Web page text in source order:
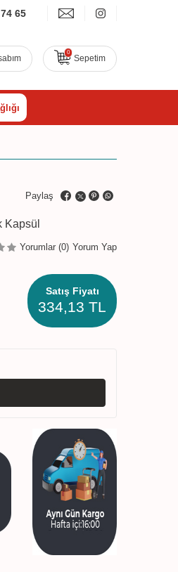
65
0
Sepetim
Paylaş
Kapsül
Yorumlar (0) Yorum Yap
Satış Fiyatı
334,13 TL